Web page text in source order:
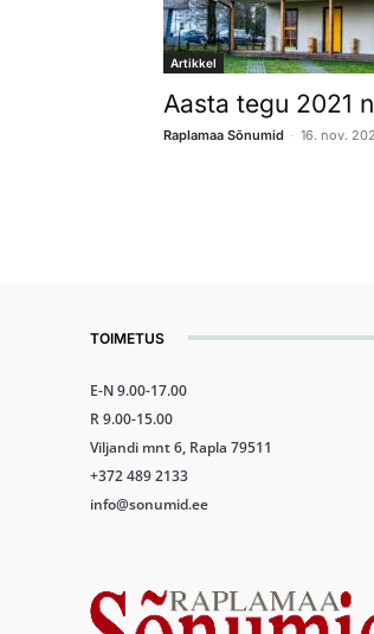
Artikkel
Aasta tegu 2021
Raplamaa Sõnumid - 16. nov.
TOIMETUS
E-N 9.00-17.00
R 9.00-15.00
Viljandi mnt 6, Rapla 79511
+372 489 2133
info@sonumid.ee